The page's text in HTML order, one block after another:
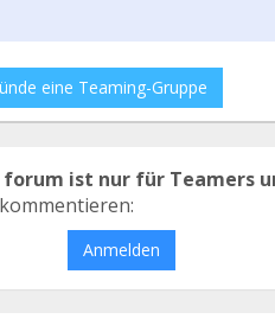
eine Teaming-Gruppe
forum ist nur für Teamers
Anmelden